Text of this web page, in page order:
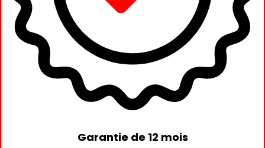
Garantie de 12 mois